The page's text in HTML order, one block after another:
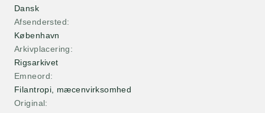
Dansk
Afsendersted
København
Arkivplacering
Rigsarkivet
Emneord
Filantropi, mæcenvirksomhed
Original